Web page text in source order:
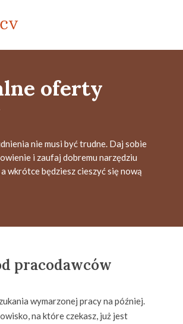
oferty
nie musi być trudne. Daj sobie
i zaufaj dobremu narzędziu
wkrótce będziesz cieszyć się nową
pracodawców
wymarzonej pracy na później.
na które czekasz, już jest